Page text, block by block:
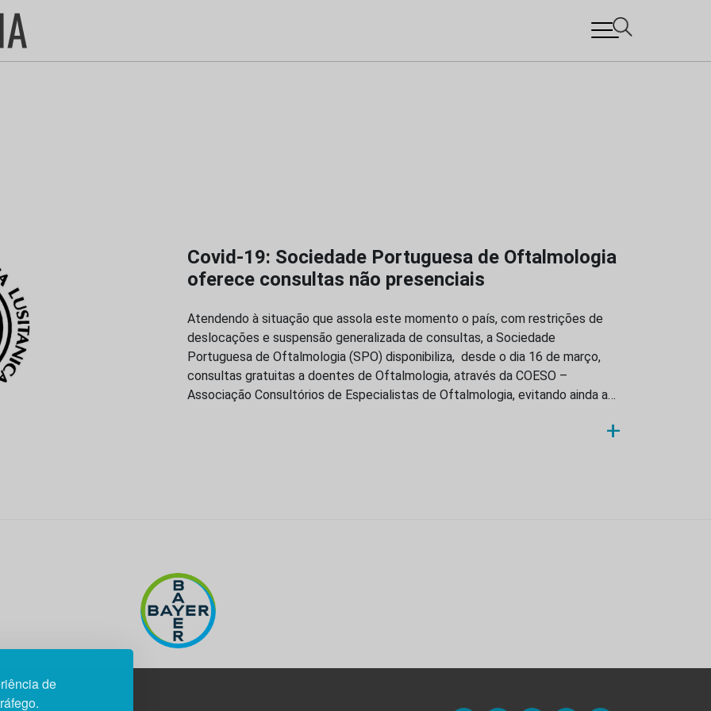
de
Covid-19: Sociedade Portuguesa de Oftalmologia
oferece consultas não presenciais
Atendendo à situação que assola este momento o país, com restrições de
deslocações e suspensão generalizada de consultas, a Sociedade
Portuguesa de Oftalmologia (SPO) disponibiliza, desde o dia 16 de março,
consultas gratuitas a doentes de Oftalmologia, através da COESO –
Associação Consultórios de Especialistas de Oftalmologia, evitando ainda a…
+